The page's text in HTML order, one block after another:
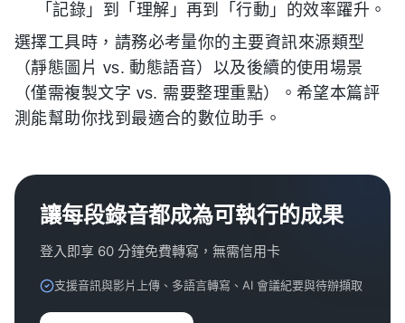
「記錄」到「理解」再到「行動」的效率躍升。
選擇工具時，請務必考量你的主要資訊來源類型
（靜態圖片 vs. 動態語音）以及後續的使用場景
（僅需複製文字 vs. 需要整理重點）。希望本篇評
測能幫助你找到最適合的數位助手。
讓每段錄音都成為可執行的成果
登入即享 60 分鐘免費轉寫，無需信用卡
支援音訊與影片上傳、多語言轉寫、AI 會議紀要與待辦擷取